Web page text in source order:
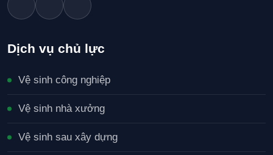
Dịch vụ chủ lực
Vệ sinh công nghiệp
Vệ sinh nhà xưởng
Vệ sinh sau xây dựng